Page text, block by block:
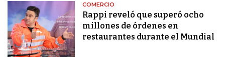
COMERCIO
Rappi reveló que superó ocho
millones de órdenes en
restaurantes durante el Mundial